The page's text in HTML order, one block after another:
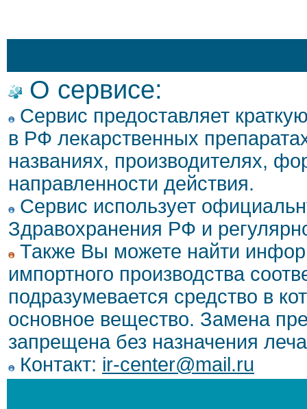
О сервисе:
Сервис предоставляет
в РФ лекарственных
названиях, производителях,
направленности действия.
Сервис использует
Здравохранения РФ и
Также Вы можете найти
импортного производства
подразумевается средство в
основное вещество. Замена
запрещена без назначения
Контакт: ir-center@mail.ru